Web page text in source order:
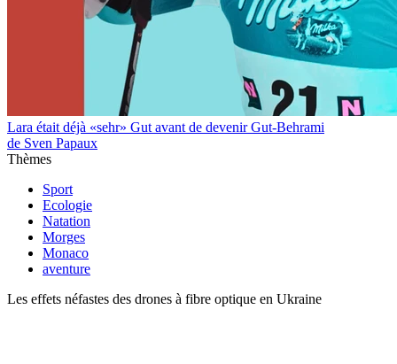
Lara était déjà «sehr» Gut avant de devenir Gut-Behrami
de Sven Papaux
Thèmes
Sport
Ecologie
Natation
Morges
Monaco
aventure
Les effets néfastes des drones à fibre optique en Ukraine